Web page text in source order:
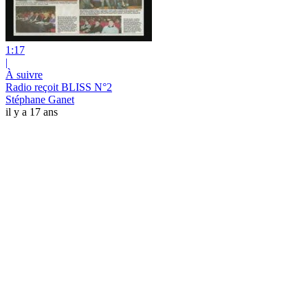
1:17
|
À suivre
Radio reçoit BLISS N°2
Stéphane Ganet
il y a 17 ans